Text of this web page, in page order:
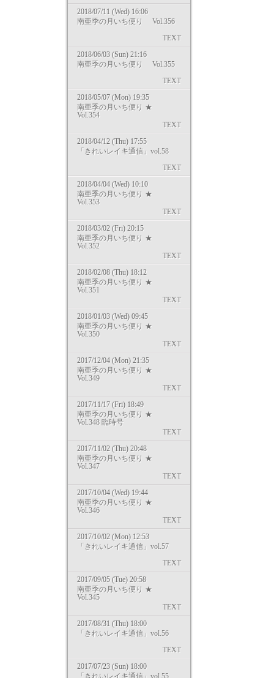
2018/07/11 (Wed) 16:06
南亜季の月いち便り Vol.356
TEXT
2018/06/03 (Sun) 21:16
南亜季の月いち便り Vol.355
TEXT
2018/05/07 (Mon) 19:35
南亜季の月いち便り ★
Vol.354
TEXT
2018/04/12 (Thu) 17:55
「きれいレイキ通信」vol.58
TEXT
2018/04/04 (Wed) 10:10
南亜季の月いち便り ★
Vol.353
TEXT
2018/03/02 (Fri) 20:15
南亜季の月いち便り ★
Vol.352
TEXT
2018/02/08 (Thu) 18:12
南亜季の月いち便り ★
Vol.351
TEXT
2018/01/03 (Wed) 09:45
南亜季の月いち便り ★
Vol.350
TEXT
2017/12/04 (Mon) 21:35
南亜季の月いち便り ★
Vol.349
TEXT
2017/11/17 (Fri) 18:49
南亜季の月いち便り ★
Vol.348 臨時号
TEXT
2017/11/02 (Thu) 20:48
南亜季の月いち便り ★
Vol.347
TEXT
2017/10/04 (Wed) 19:44
南亜季の月いち便り ★
Vol.346
TEXT
2017/10/02 (Mon) 12:53
「きれいレイキ通信」vol.57
TEXT
2017/09/05 (Tue) 20:58
南亜季の月いち便り ★
Vol.345
TEXT
2017/08/31 (Thu) 18:00
「きれいレイキ通信」vol.56
TEXT
2017/07/23 (Sun) 18:00
「きれいレイキ通信」vol.55